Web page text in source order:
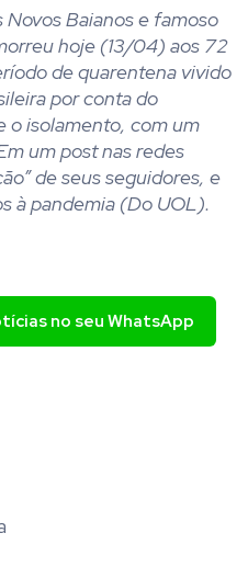
Baianos e famoso
hoje (13/04) aos 72
de quarentena vivido
por conta do
o isolamento, com um
um post nas redes
de seus seguidores, e
à pandemia (Do UOL).
no seu WhatsApp